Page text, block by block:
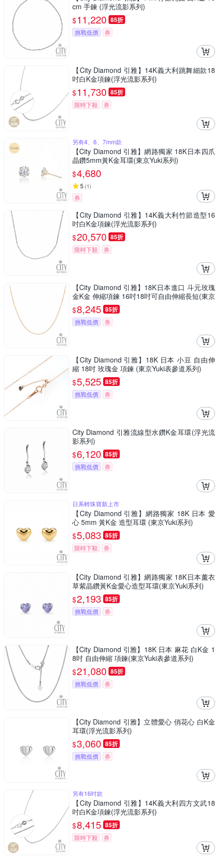
cm 手鍊 (浮光流影系列)
$11,220 85折
挑戰低價 券
【City Diamond 引雅】14K義大利跳舞細款18
吋白K金項鍊(浮光流影系列)
$11,730 85折
限時下殺 券
另有4、6、7mm款
【City Diamond 引雅】網路獨家 18K日本四爪
晶鑽5mm黃K金耳環(東京Yuki系列)
$4,680
5 (1)
券
【City Diamond 引雅】14K義大利竹節造型16
吋白K金項鍊(浮光流影系列)
$20,570 85折
限時下殺 券
【City Diamond 引雅】18K日本進口 斗元玫瑰
金K金 伸縮項鍊 16吋18吋可自由伸縮長短(東京
Yuki表參道系列)
$8,245 85折
挑戰低價 券
【City Diamond 引雅】18K 日本 小豆 自由伸
縮 18吋 玫瑰金 項鍊 (東京Yuki表參道系列)
$5,525 85折
挑戰低價 券
City Diamond 引雅流線型水鑽K金耳環(浮光流
影系列)
$6,120 85折
挑戰低價 券
日系輕珠寶新上市
【City Diamond 引雅】網路獨家 18K 日本 愛
心 5mm 黃K金 造型耳環 (東京Yuki系列)
$5,083 85折
限時下殺 券
【City Diamond 引雅】網路獨家 18K日本薰衣
草紫晶鑽黃K金愛心造型耳環(東京Yuki系列)
$2,193 85折
挑戰低價 券
【City Diamond 引雅】18K 日本 麻花 白K金 1
8吋 自由伸縮 項鍊(東京Yuki表參道系列)
$21,080 85折
挑戰低價 券
【City Diamond 引雅】立體愛心 俏花心 白K金
耳環(浮光流影系列)
$3,060 85折
挑戰低價 券
另有16吋款
【City Diamond 引雅】14K義大利四方文武18
吋白K金項鍊(浮光流影系列)
$8,415 85折
限時下殺 券